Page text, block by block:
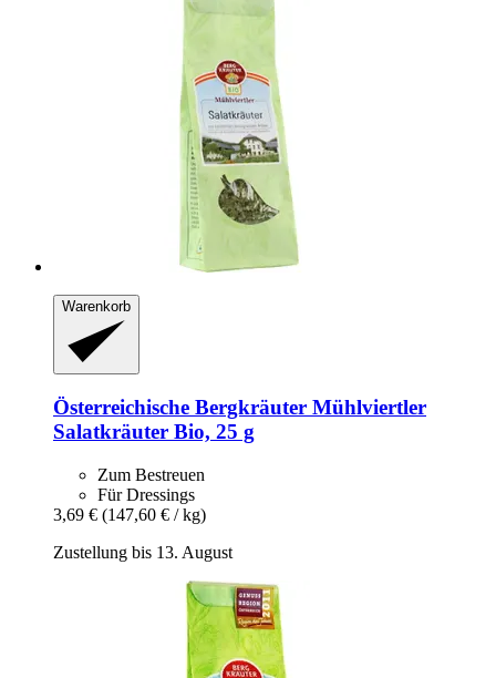
Warenkorb
Österreichische Bergkräuter Mühlviertler
Salatkräuter Bio, 25 g
Zum Bestreuen
Für Dressings
3,69 € (147,60 € / kg)
Zustellung bis 13. August